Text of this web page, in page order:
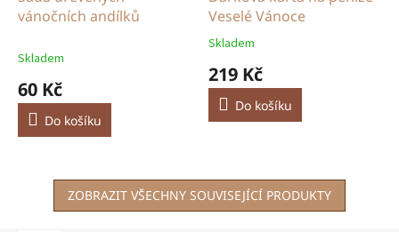
vánočních andílků
Skladem
60 Kč
Do košíku
Veselé Vánoce
Průměrné
hodnocení
produktu
5,0
Skladem
219 Kč
Do košíku
ZOBRAZIT VŠECHNY SOUVISEJÍCÍ PRODUKTY